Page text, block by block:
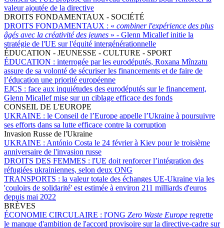
valeur ajoutée de la directive
DROITS FONDAMENTAUX - SOCIÉTÉ
DROITS FONDAMENTAUX : « combiner l'expérience des plus
âgés avec la créativité des jeunes » - Glenn Micallef initie la
stratégie de l'UE sur l'équité intergénérationnelle
ÉDUCATION - JEUNESSE - CULTURE - SPORT
ÉDUCATION : interrogée par les eurodéputés, Roxana Mînzatu
assure de sa volonté de sécuriser les financements et de faire de
l’éducation une priorité européenne
EJCS : face aux inquiétudes des eurodéputés sur le financement,
Glenn Micallef mise sur un ciblage efficace des fonds
CONSEIL DE L'EUROPE
UKRAINE : le Conseil de l’Europe appelle l’Ukraine à poursuivre
ses efforts dans sa lutte efficace contre la corruption
Invasion Russe de l'Ukraine
UKRAINE : António Costa le 24 février à Kiev pour le troisième
anniversaire de l'invasion russe
DROITS DES FEMMES : l'UE doit renforcer l’intégration des
réfugiées ukrainiennes, selon deux ONG
TRANSPORTS : la valeur totale des échanges UE-Ukraine via les
'couloirs de solidarité' est estimée à environ 211 milliards d'euros
depuis mai 2022
BRÈVES
ÉCONOMIE CIRCULAIRE : l'ONG Zero Waste Europe regrette
le manque d'ambition de l'accord provisoire sur la directive-cadre sur